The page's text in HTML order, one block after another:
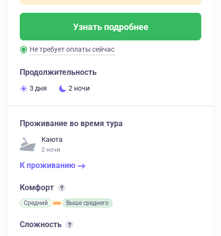
Узнать подробнее
Не требует оплаты сейчас
Продолжительность
3 дня 2 ночи
Проживание во время тура
Каюта
2 ночи
К проживанию
Комфорт
Средний Выше среднего
Сложность